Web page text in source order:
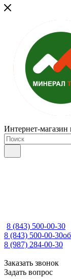
Интернет-магазин
8 (843) 500-00-30
8 (843) 500-00-30
8 (987) 284-00-30
Заказать звонок
Задать вопрос